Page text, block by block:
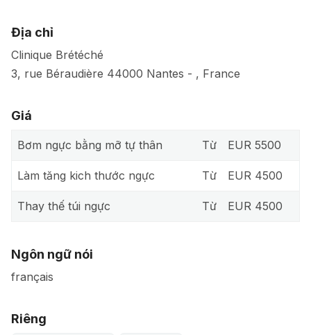
Địa chỉ
Clinique Brétéché
3, rue Béraudière 44000 Nantes - , France
Giá
Bơm ngực bằng mỡ tự thân Từ EUR 5500
Làm tăng kich thước ngực Từ EUR 4500
Thay thế túi ngực Từ EUR 4500
Ngôn ngữ nói
français
Riêng